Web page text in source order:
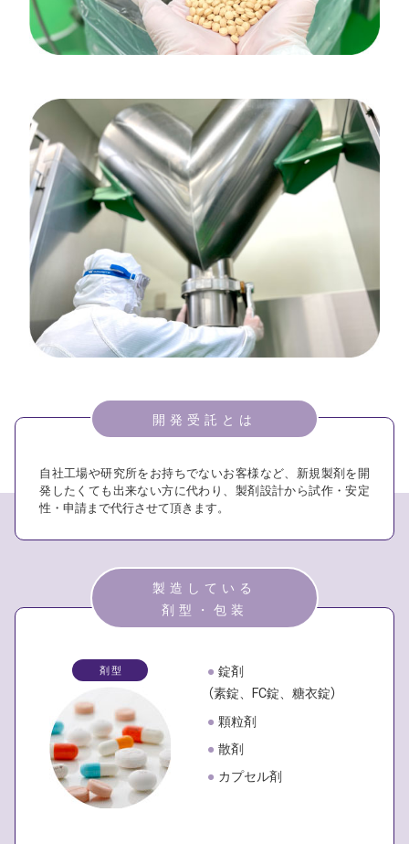
開発受託とは
自社工場や研究所をお持ちでないお客様など、新規製剤を開
発したくても出来ない方に代わり、製剤設計から試作・安定
性・申請まで代行させて頂きます。
製造している
剤型・包装
剤 型 ● 錠剤
（素錠、FC錠、糖衣錠）
● 顆粒剤
● 散剤
● カプセル剤